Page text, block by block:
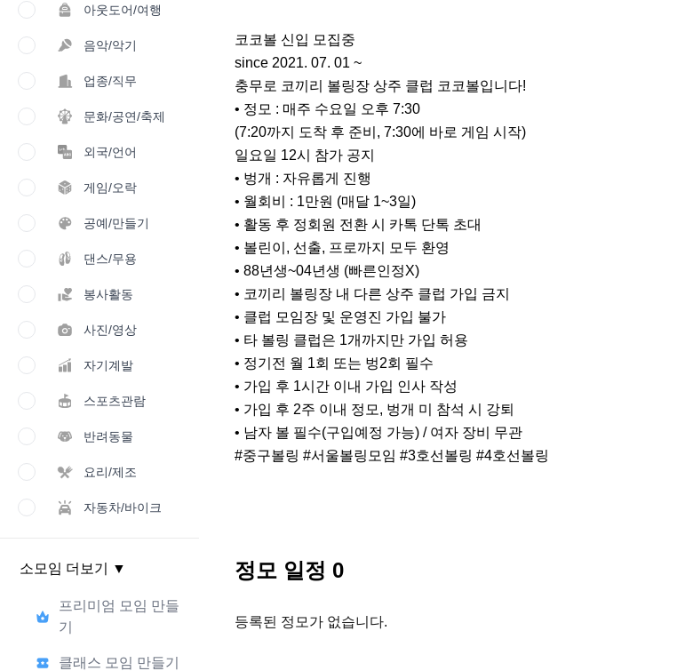
아웃도어/여행
음악/악기
업종/직무
문화/공연/축제
외국/언어
게임/오락
공예/만들기
댄스/무용
봉사활동
사진/영상
자기계발
스포츠관람
반려동물
요리/제조
자동차/바이크
소모임 더보기 ▼
프리미엄 모임 만들
기
클래스 모임 만들기
코코볼 신입 모집중
since 2021. 07. 01 ~
충무로 코끼리 볼링장 상주 클럽 코코볼입니다!
• 정모 : 매주 수요일 오후 7:30
(7:20까지 도착 후 준비, 7:30에 바로 게임 시작)
일요일 12시 참가 공지
• 벙개 : 자유롭게 진행
• 월회비 : 1만원 (매달 1~3일)
• 활동 후 정회원 전환 시 카톡 단톡 초대
• 볼린이, 선출, 프로까지 모두 환영
• 88년생~04년생 (빠른인정X)
• 코끼리 볼링장 내 다른 상주 클럽 가입 금지
• 클럽 모임장 및 운영진 가입 불가
• 타 볼링 클럽은 1개까지만 가입 허용
• 정기전 월 1회 또는 벙2회 필수
• 가입 후 1시간 이내 가입 인사 작성
• 가입 후 2주 이내 정모, 벙개 미 참석 시 강퇴
• 남자 볼 필수(구입예정 가능) / 여자 장비 무관
#중구볼링 #서울볼링모임 #3호선볼링 #4호선볼링
정모 일정 0
등록된 정모가 없습니다.